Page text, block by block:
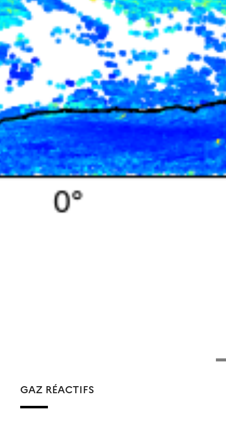
GAZ RÉACTIFS